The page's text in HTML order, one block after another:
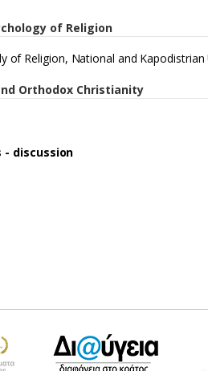
of Religion
of Religion, National and
Orthodox Christianity
- discussion